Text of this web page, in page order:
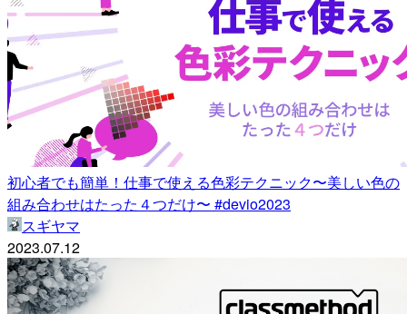
初心者でも簡単！仕事で使える色彩テクニック〜美しい色の
組み合わせはたった４つだけ〜 #devio2023
スギヤマ
2023.07.12